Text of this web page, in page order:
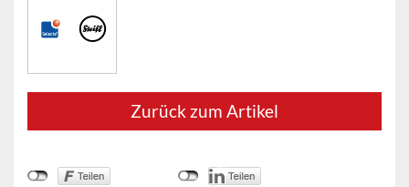
Zurück zum Artikel